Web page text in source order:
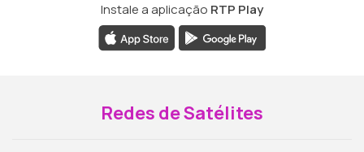
Instale a aplicação RTP Play
Redes de Satélites